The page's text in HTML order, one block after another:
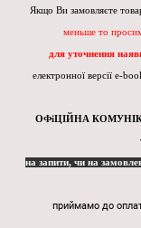
Якщо Ви замовляєте
меньше то
для уточнення
електронної версії e-
ОФіЦІЙНА
на запити, чи на
приймамо до